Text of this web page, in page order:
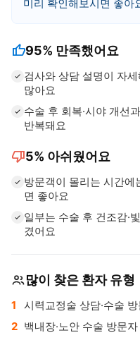
미리 확인해보시면 좋아
thumb_up95% 만족했어요
검사와 상담 설명이 자
많아요
수술 후 회복·시야 개선
반복돼요
thumb_down5% 아쉬웠어요
방문객이 몰리는 시간에
면 좋아요
일부는 수술 후 건조감·
겼어요
많이 찾은 환자 유형
시력교정술 상담·수술
백내장·노안 수술 방문자